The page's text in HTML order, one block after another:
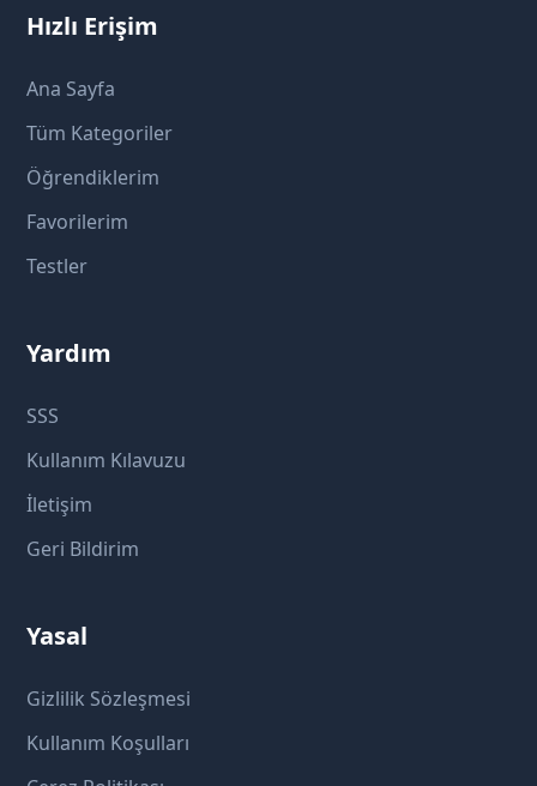
Hızlı Erişim
Ana Sayfa
Tüm Kategoriler
Öğrendiklerim
Favorilerim
Testler
Yardım
SSS
Kullanım Kılavuzu
İletişim
Geri Bildirim
Yasal
Gizlilik Sözleşmesi
Kullanım Koşulları